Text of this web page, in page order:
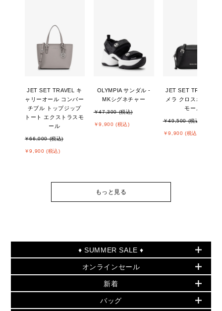
JET SET TRAVEL キ
ャリーオール コンバー
チブル トップジップ
トート エクストラスモ
ール
￥66,000 (税込)
￥9,900 (税込)
OLYMPIA サンダル -
MKシグネチャー
￥47,300 (税込)
￥9,900 (税込)
JET SET TRAVEL カ
メラ クロスボディ ス
モール
￥49,500 (税込)
￥9,900 (税込)
もっと見る
♦ SUMMER SALE ♦
セールおすすめアイテム
▶ ウィメンズ
バッグ
オンラインセール
PRODUCT OF THE MONTH - 今月の特別価格
再値下げアイテム
新着
夏のスタイル
バッグ